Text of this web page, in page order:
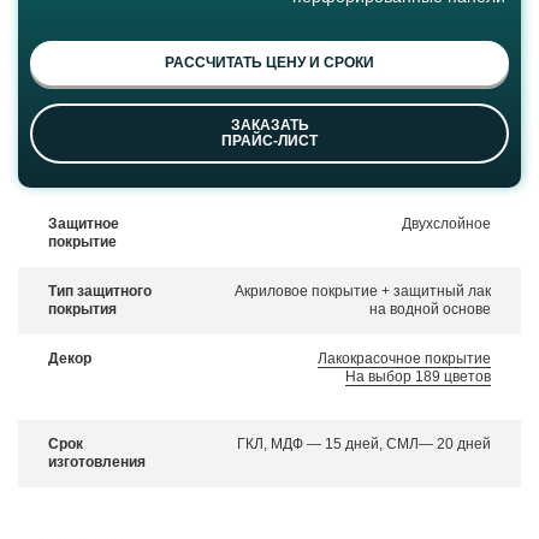
РАССЧИТАТЬ ЦЕНУ И СРОКИ
ЗАКАЗАТЬ
ПРАЙС-ЛИСТ
Защитное
покрытие
Двухслойное
Тип защитного
покрытия
Акриловое покрытие + защитный лак
на водной основе
Декор
Лакокрасочное покрытие
На выбор 189 цветов
Срок
изготовления
ГКЛ, МДФ — 15 дней, СМЛ— 20 дней